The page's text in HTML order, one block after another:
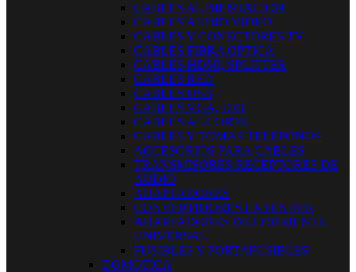
CABLES ALIMENTACION
CABLES AUDIO VIDEO
CABLES Y CONECTORES TV
CABLES FIBRA OPTICA
CABLES HDMI, SPLITTER
CABLES RED
CABLES USB
CABLES VGA, DVI
CABLES AL CORTE
CABLES Y TOMAS TELEFONOS
ACCESORIOS PARA CABLES
TRANSMISORES RECEPTORES DE
AUDIO
ADAPTADORES
CONVERTIDORES EXTENDER
ADAPTADORES DE CORRIENTE
UNIVERSAL
FUSIBLES Y PORTAFUSIBLES
DOMOTICA